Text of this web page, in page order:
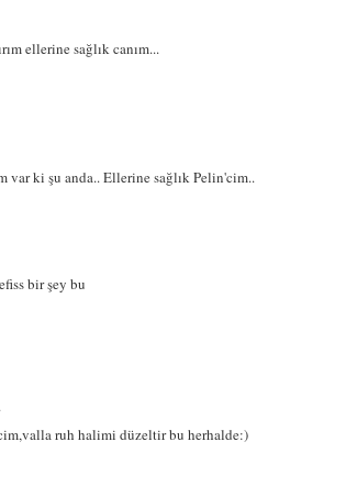
ellerine sağlık canım...
var ki şu anda.. Ellerine sağlık Pelin'cim..
bir şey bu
ruh halimi düzeltir bu herhalde:)